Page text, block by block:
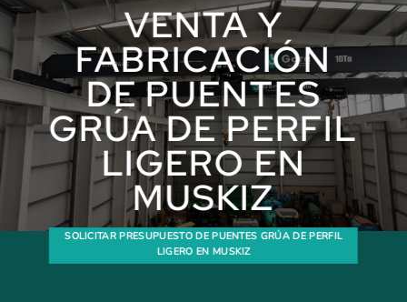
VENTA Y
FABRICACIÓN
DE PUENTES
GRÚA DE PERFIL
LIGERO EN
MUSKIZ
SOLICITAR PRESUPUESTO DE PUENTES GRÚA DE PERFIL
LIGERO EN MUSKIZ